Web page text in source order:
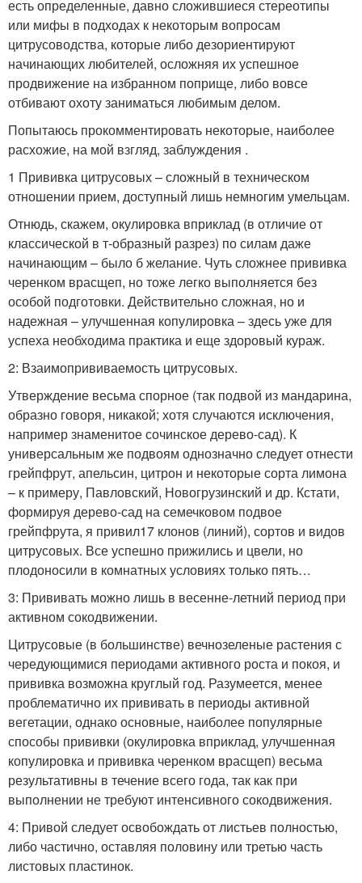
есть определенные, давно сложившиеся стереотипы
или мифы в подходах к некоторым вопросам
цитрусоводства, которые либо дезориентируют
начинающих любителей, осложняя их успешное
продвижение на избранном поприще, либо вовсе
отбивают охоту заниматься любимым делом.
Попытаюсь прокомментировать некоторые, наиболее
расхожие, на мой взгляд, заблуждения .
1 Прививка цитрусовых – сложный в техническом
отношении прием, доступный лишь немногим умельцам.
Отнюдь, скажем, окулировка вприклад (в отличие от
классической в т-образный разрез) по силам даже
начинающим – было б желание. Чуть сложнее прививка
черенком врасщеп, но тоже легко выполняется без
особой подготовки. Действительно сложная, но и
надежная – улучшенная копулировка – здесь уже для
успеха необходима практика и еще здоровый кураж.
2: Взаимопрививаемость цитрусовых.
Утверждение весьма спорное (так подвой из мандарина,
образно говоря, никакой; хотя случаются исключения,
например знаменитое сочинское дерево-сад). К
универсальным же подвоям однозначно следует отнести
грейпфрут, апельсин, цитрон и некоторые сорта лимона
– к примеру, Павловский, Новогрузинский и др. Кстати,
формируя дерево-сад на семечковом подвое
грейпфрута, я привил17 клонов (линий), сортов и видов
цитрусовых. Все успешно прижились и цвели, но
плодоносили в комнатных условиях только пять…
3: Прививать можно лишь в весенне-летний период при
активном сокодвижении.
Цитрусовые (в большинстве) вечнозеленые растения с
чередующимися периодами активного роста и покоя, и
прививка возможна круглый год. Разумеется, менее
проблематично их прививать в периоды активной
вегетации, однако основные, наиболее популярные
способы прививки (окулировка вприклад, улучшенная
копулировка и прививка черенком врасщеп) весьма
результативны в течение всего года, так как при
выполнении не требуют интенсивного сокодвижения.
4: Привой следует освобождать от листьев полностью,
либо частично, оставляя половину или третью часть
листовых пластинок.